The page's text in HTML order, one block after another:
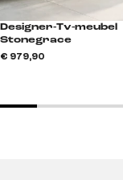
Designer-Tv-meubel
Stonegrace
€ 979,90